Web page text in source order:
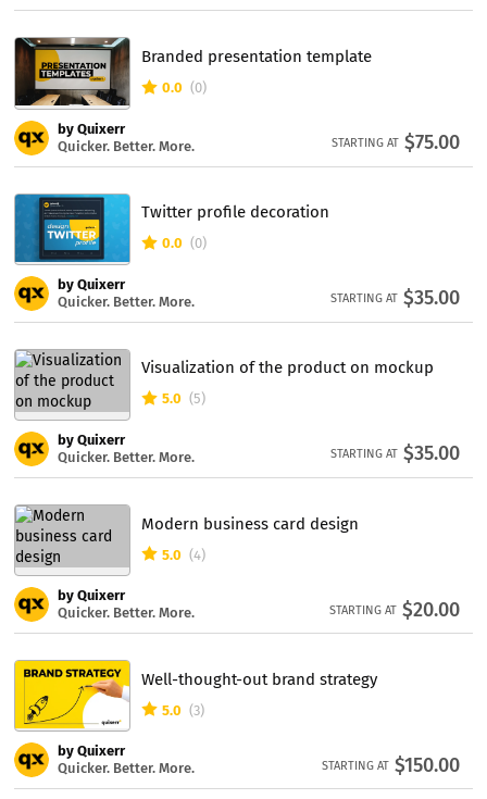
Branded presentation template
0.0 (0)
by Quixerr
Quicker. Better. More.
STARTING AT $75.00
Twitter profile decoration
0.0 (0)
by Quixerr
Quicker. Better. More.
STARTING AT $35.00
Visualization of the product on mockup
5.0 (5)
by Quixerr
Quicker. Better. More.
STARTING AT $35.00
Modern business card design
5.0 (4)
by Quixerr
Quicker. Better. More.
STARTING AT $20.00
Well-thought-out brand strategy
5.0 (3)
by Quixerr
Quicker. Better. More.
STARTING AT $150.00